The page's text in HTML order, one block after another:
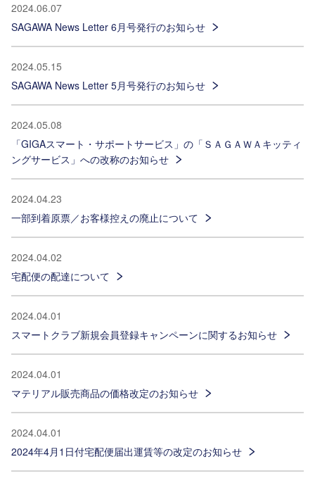
2024.06.07
SAGAWA News Letter 6月号発行のお知らせ
2024.05.15
SAGAWA News Letter 5月号発行のお知らせ
2024.05.08
「GIGAスマート・サポートサービス」の「ＳＡＧＡＷＡキッティ
ングサービス」への改称のお知らせ
2024.04.23
一部到着原票／お客様控えの廃止について
2024.04.02
宅配便の配達について
2024.04.01
スマートクラブ新規会員登録キャンペーンに関するお知らせ
2024.04.01
マテリアル販売商品の価格改定のお知らせ
2024.04.01
2024年4月1日付宅配便届出運賃等の改定のお知らせ